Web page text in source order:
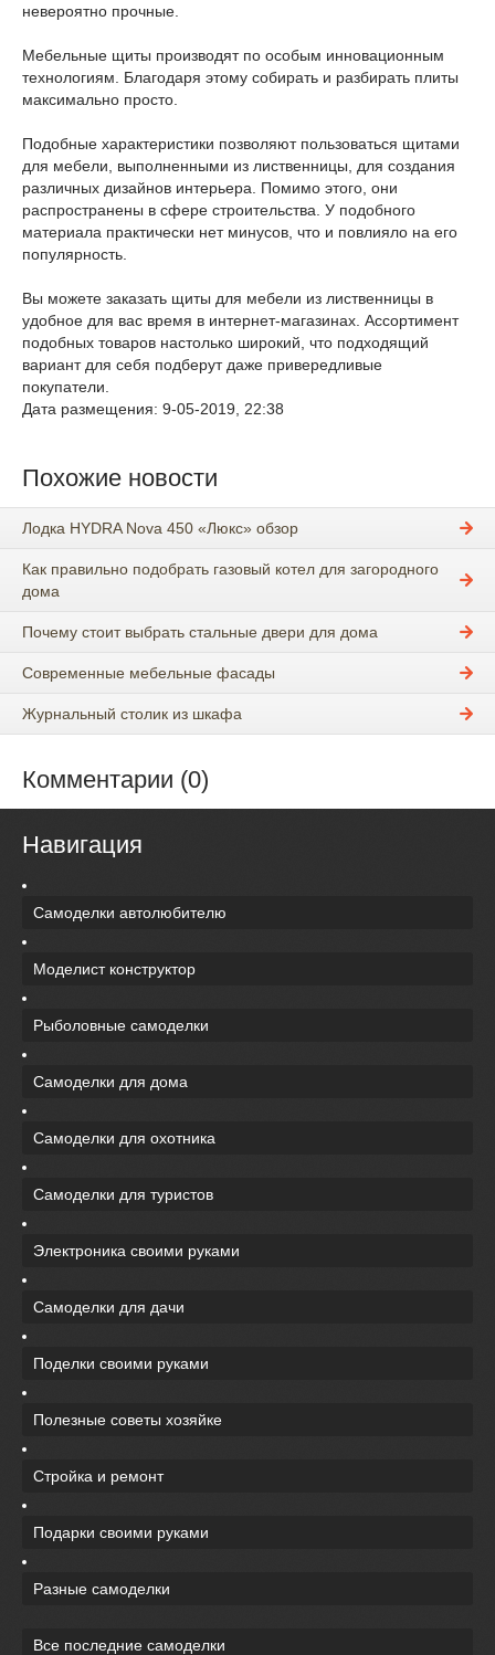
невероятно прочные.
Мебельные щиты производят по особым инновационным
технологиям. Благодаря этому собирать и разбирать плиты
максимально просто.
Подобные характеристики позволяют пользоваться щитами
для мебели, выполненными из лиственницы, для создания
различных дизайнов интерьера. Помимо этого, они
распространены в сфере строительства. У подобного
материала практически нет минусов, что и повлияло на его
популярность.
Вы можете заказать щиты для мебели из лиственницы в
удобное для вас время в интернет-магазинах. Ассортимент
подобных товаров настолько широкий, что подходящий
вариант для себя подберут даже привередливые
покупатели.
Дата размещения: 9-05-2019, 22:38
Похожие новости
Лодка HYDRA Nova 450 «Люкс» обзор
Как правильно подобрать газовый котел для загородного
дома
Почему стоит выбрать стальные двери для дома
Современные мебельные фасады
Журнальный столик из шкафа
Комментарии (0)
Навигация
Самоделки автолюбителю
Моделист конструктор
Рыболовные самоделки
Самоделки для дома
Самоделки для охотника
Самоделки для туристов
Электроника своими руками
Самоделки для дачи
Поделки своими руками
Полезные советы хозяйке
Стройка и ремонт
Подарки своими руками
Разные самоделки
Все последние самоделки